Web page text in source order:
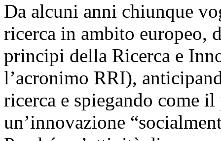
Da alcuni anni chiunque
ricerca in ambito europeo,
principi della Ricerca e
l’acronimo RRI),
ricerca e spiegando come
un’innovazione